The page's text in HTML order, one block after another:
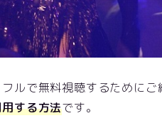
ルで無料視聴するためにご
する方法です。